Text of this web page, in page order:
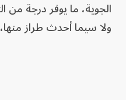
ولا سيما أحدث طراز منها، Su-30 SM2.